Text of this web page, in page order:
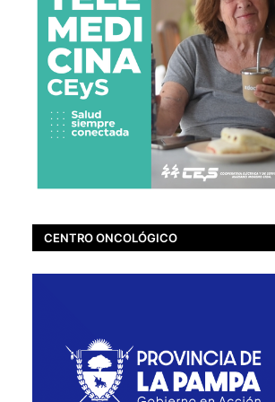
CENTRO ONCOLÓGICO